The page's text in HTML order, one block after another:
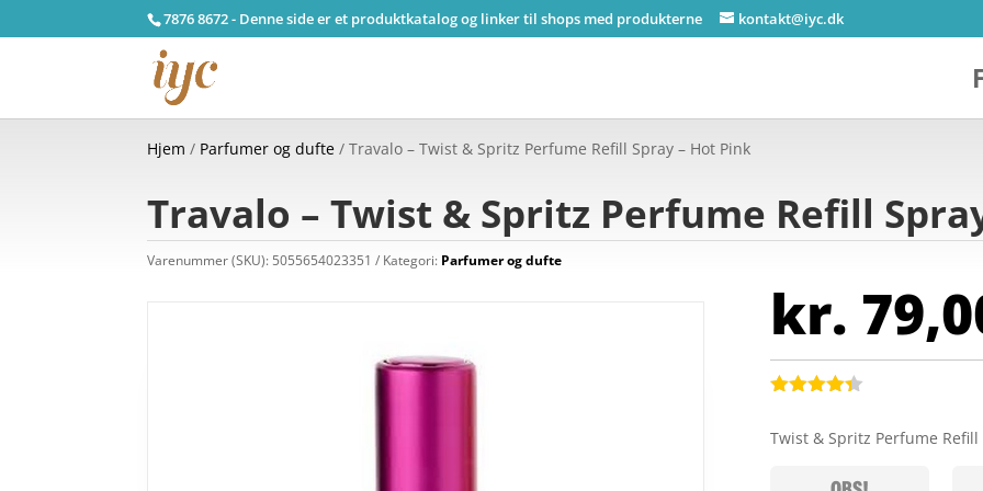
7876 8672 - Denne side er et produktkatalog og linker til shops med produkterne kontakt@iyc.dk
Hjem / Parfumer og dufte / Travalo – Twist & Spritz Perfume Refill Spray – Hot Pink
Travalo – Twist & Spritz Perfume Refill
Varenummer (SKU): 5055654023351 Kategori: Parfumer og dufte
kr.
ud af 5
Twist & Spritz Perfume